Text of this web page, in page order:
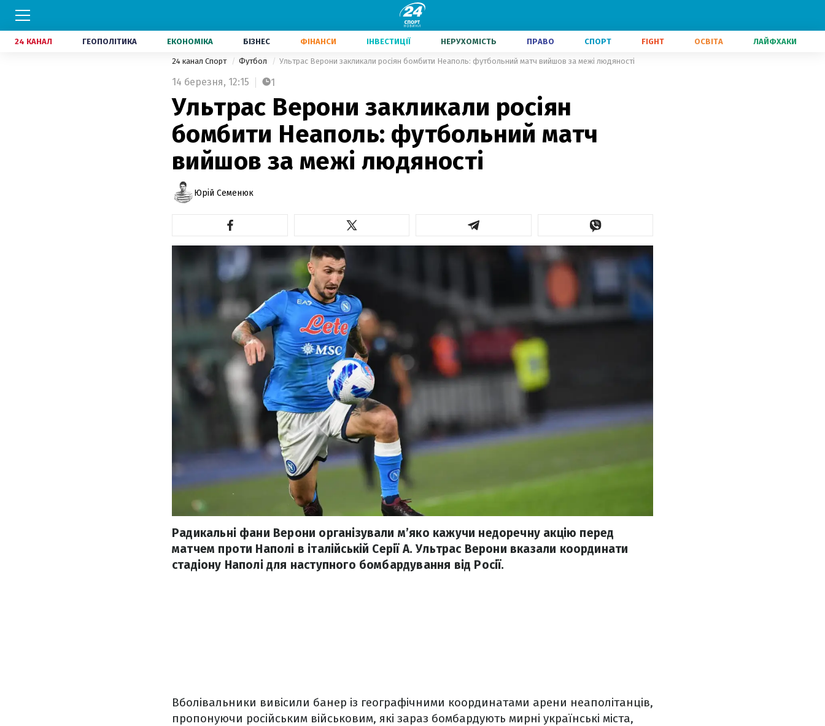
24 КАНАЛ ГЕОПОЛІТИКА ЕКОНОМІКА БІЗНЕС ФІНАНСИ ІНВЕСТИЦІЇ НЕРУХОМІСТЬ ПРАВО СПОРТ FIGHT ОСВІТА ЛАЙФХАКИ
24 канал Спорт Футбол Ультрас Верони закликали росіян бомбити Неаполь: футбольний матч вийшов за межі людяності
14 березня, 12:15 1
Ультрас Верони закликали росіян
бомбити Неаполь: футбольний матч
вийшов за межі людяності
Юрій Семенюк
Радикальні фани Верони організували м’яко кажучи недоречну акцію перед
матчем проти Наполі в італійській Серії А. Ультрас Верони вказали координати
стадіону Наполі для наступного бомбардування від Росії.
Вболівальники вивісили банер із географічними координатами арени неаполітанців,
пропонуючи російським військовим, які зараз бомбардують мирні українські міста,